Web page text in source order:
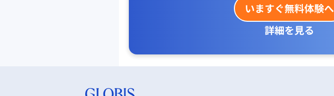
いますぐ無料体験へ
詳細を見る